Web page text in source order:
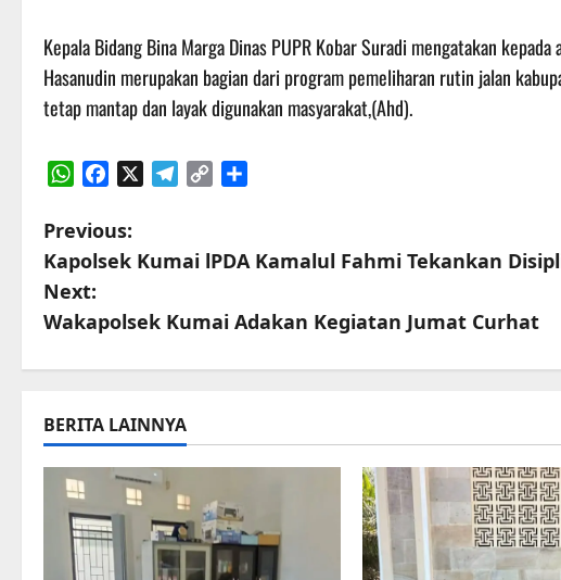
Kepala Bidang Bina Marga Dinas PUPR Kobar Suradi mengatakan
Hasanudin merupakan bagian dari program pemeliharan rutin jalan
tetap mantap dan layak digunakan masyarakat,(Ahd).
P
o
s
t
n
a
Previous:
Kapolsek Kumai lPDA Kamalul Fahmi Tekankan
Next:
Wakapolsek Kumai Adakan Kegiatan Jumat Curhat
BERITA LAINNYA